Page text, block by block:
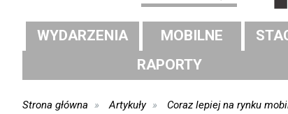
WYDARZENIA MOBILNE
RAPORTY
Strona główna Artykuły Coraz lepiej na rynku